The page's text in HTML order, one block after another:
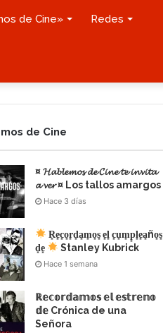
de Cine» Redes
de Cine
¤ 𝓗𝓪𝓫𝓵𝓮𝓶𝓸𝓼 𝓭𝓮 𝓒𝓲𝓷𝓮 𝓽𝓮 𝓲𝓷𝓿𝓲𝓽𝓪
𝓪 𝓿𝓮𝓻 ¤ Los tallos amargos
Hace 3 días
R͙e͙c͙o͙r͙d͙a͙m͙o͙s͙ e͙l͙ c͙u͙m͙p͙l͙e͙a͙ño͙s͙
d͙e͙
Stanley Kubrick
Hace 1 semana
ℝ𝕖𝕔𝕠𝕣𝕕𝕒𝕞𝕠𝕤 𝕖𝕝 𝕖𝕤𝕥𝕣𝕖𝕟𝕠
𝕕𝕖 Crónica de una
Señora